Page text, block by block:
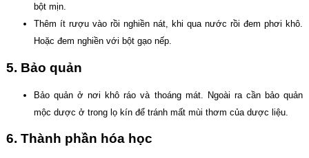
bột mịn.
Thêm ít rượu vào rồi nghiền nát, khi qua nước rồi đem phơi khô.
Hoặc đem nghiền với bột gạo nếp.
5. Bảo quản
Bảo quản ở nơi khô ráo và thoáng mát. Ngoài ra cần bảo quản
mộc dược ở trong lọ kín để tránh mất mùi thơm của dược liệu.
6. Thành phần hóa học